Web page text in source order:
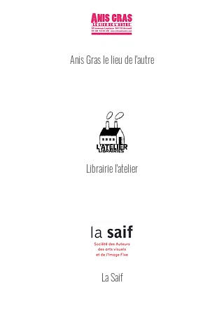
Anis Gras le lieu de l'autre
Librairie l'atelier
La Saif